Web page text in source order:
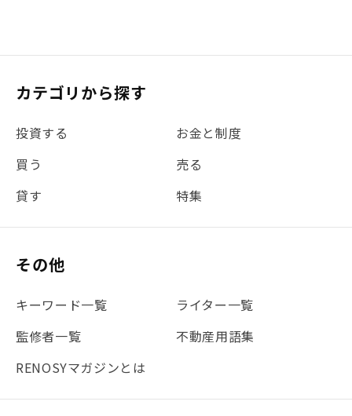
カテゴリから探す
投資する
お金と制度
買う
売る
貸す
特集
その他
キーワード一覧
ライター一覧
監修者一覧
不動産用語集
RENOSYマガジンとは